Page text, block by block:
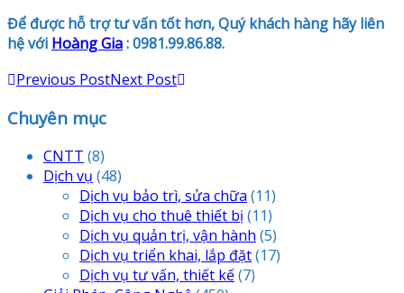
Để được hỗ trợ tư vấn tốt hơn, Quý khách hàng hãy liên
hệ với Hoàng Gia: 0981.99.86.88.
Previous PostNext Post
Chuyên mục
CNTT (8)
Dịch vụ (48)
Dịch vụ bảo trì, sửa chữa (11)
Dịch vụ cho thuê thiết bị (11)
Dịch vụ quản trị, vận hành (5)
Dịch vụ triển khai, lắp đặt(17)
Dịch vụ tư vấn, thiết kế(7)